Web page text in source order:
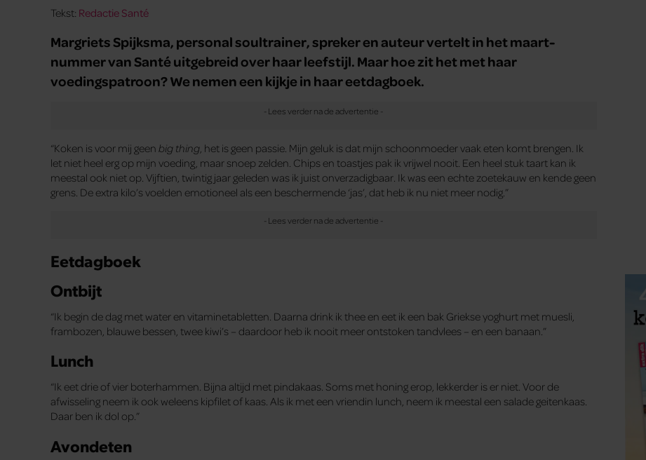
Tekst: Redactie Santé
Margriets Spijksma, personal soultrainer, spreker en auteur vertelt in het maart-
nummer van Santé uitgebreid over haar leefstijl. Maar hoe zit het met haar
voedingspatroon? We nemen een kijkje in haar eetdagboek.
“Koken is voor mij geen big thing , het is geen passie. Mijn geluk is dat mijn schoonmoeder vaak eten komt brengen. Ik
let niet heel erg op mijn voeding, maar snoep zelden. Chips en toastjes pak ik vrijwel nooit. Een heel stuk taart kan ik
meestal ook niet op. Vijftien, twintig jaar geleden was ik juist onverzadigbaar. Ik was een echte zoetekauw en kende geen
grens. De extra kilo’s voelden emotioneel als een beschermende ‘jas’, dat heb ik nu niet meer nodig.”
Eetdagboek
Ontbijt
“Ik begin de dag met water en vitaminetabletten. Daarna drink ik thee en eet ik een bak Griekse yoghurt met muesli,
frambozen, blauwe bessen, twee kiwi’s – daardoor heb ik nooit meer ontstoken tandvlees – en een banaan.”
Lunch
“Ik eet drie of vier boterhammen. Bijna altijd met pindakaas. Soms met honing erop, lekkerder is er niet. Voor de
afwisseling neem ik ook weleens kipfilet of kaas. Als ik met een vriendin lunch, neem ik meestal een salade geitenkaas.
Daar ben ik dol op.”
Avondeten